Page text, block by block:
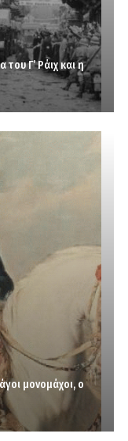
Γ’ Ράιχ και η
μονομάχοι, ο